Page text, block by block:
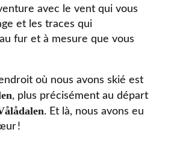
avec le vent qui vous
et les traces qui
fur et à mesure que vous
où nous avons skié est
, plus précisément au départ
. Et là, nous avons eu
!